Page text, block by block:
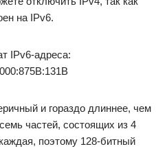
на IPv6.
IPv6-адреса:
и гораздо длиннее, чем
частей, состоящих из 4
поэтому 128-битный